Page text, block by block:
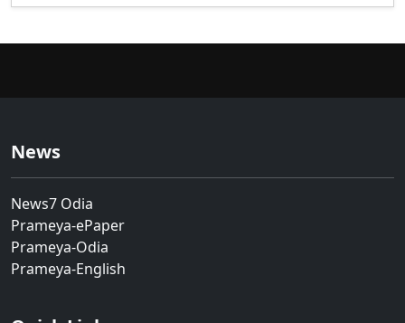
News
News7 Odia
Prameya-ePaper
Prameya-Odia
Prameya-English